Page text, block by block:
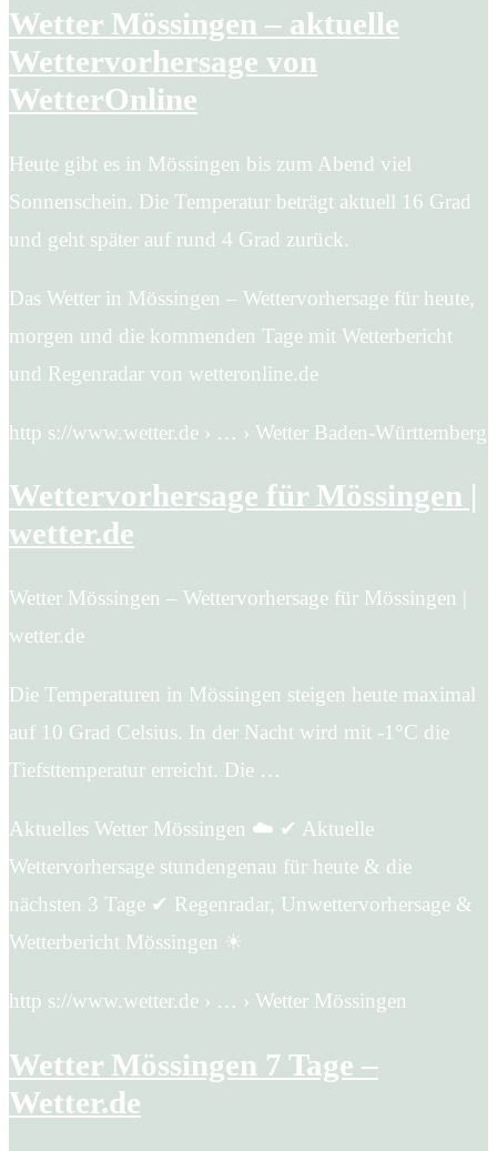
Wetter Mössingen – aktuelle
Wettervorhersage von
WetterOnline
Heute gibt es in Mössingen bis zum Abend viel
Sonnenschein. Die Temperatur beträgt aktuell 16 Grad
und geht später auf rund 4 Grad zurück.
Das Wetter in Mössingen – Wettervorhersage für heute,
morgen und die kommenden Tage mit Wetterbericht
und Regenradar von wetteronline.de
http s://www.wetter.de › … › Wetter Baden-Württemberg
Wettervorhersage für Mössingen |
wetter.de
Wetter Mössingen – Wettervorhersage für Mössingen |
wetter.de
Die Temperaturen in Mössingen steigen heute maximal
auf 10 Grad Celsius. In der Nacht wird mit -1°C die
Tiefsttemperatur erreicht. Die …
Aktuelles Wetter Mössingen ☁️ ✔ Aktuelle
Wettervorhersage stundengenau für heute & die
nächsten 3 Tage ✔ Regenradar, Unwettervorhersage &
Wetterbericht Mössingen ☀
http s://www.wetter.de › … › Wetter Mössingen
Wetter Mössingen 7 Tage –
Wetter.de